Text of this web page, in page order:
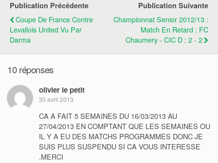
Publication Précédente
Coupe De France Contre
Levallois United Vu Par
Darma
Publication Suivante
Championnat Senior 2012/13 :
Match En Retard : FC
Chaumery - CIC D : 2 - 2
10 réponses
olivier le petit
30 avril 2013
CA A FAIT 5 SEMAINES DU 16/03/2013 AU
27/04/2013 EN COMPTANT QUE LES SEMAINES OU
IL Y A EU DES MATCHS PROGRAMMES DONC JE
SUIS PLUS SUSPENDU SI CA VOUS INTERESSE
.MERCI